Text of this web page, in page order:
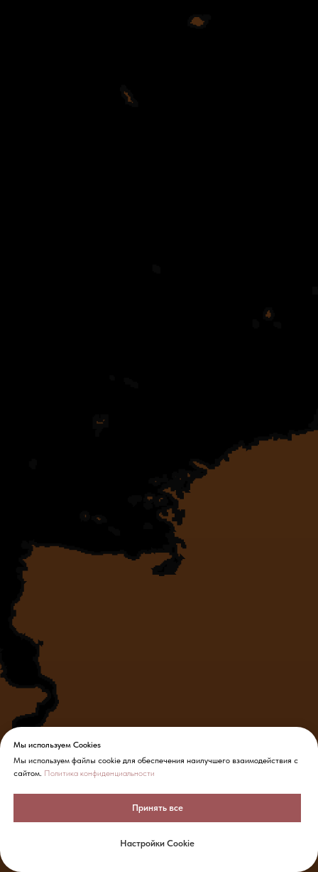
Мы используем Cookies
Мы используем файлы cookie для обеспечения наилучшего взаимодействия с
сайтом. Политика конфиденциальности
Принять все
Настройки Cookie